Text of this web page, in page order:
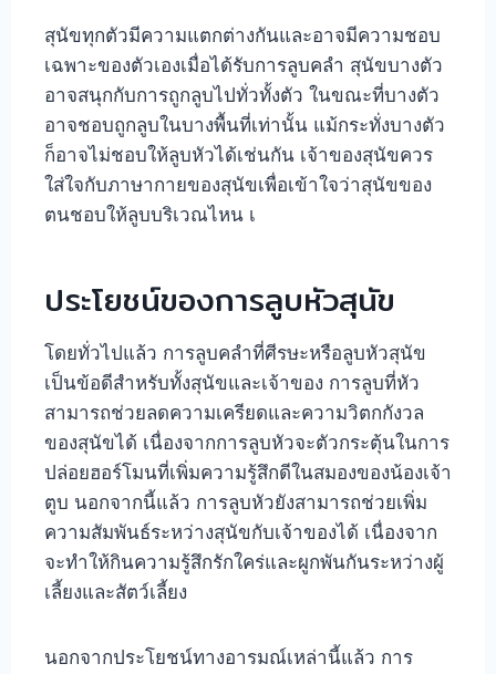
สุนัขทุกตัวมีความแตกต่างกันและอาจมีความชอบ
เฉพาะของตัวเองเมื่อได้รับการลูบคลำ สุนัขบางตัว
อาจสนุกกับการถูกลูบไปทั่วทั้งตัว ในขณะที่บางตัว
อาจชอบถูกลูบในบางพื้นที่เท่านั้น แม้กระทั่งบางตัว
ก็อาจไม่ชอบให้ลูบหัวได้เช่นกัน เจ้าของสุนัขควร
ใส่ใจกับภาษากายของสุนัขเพื่อเข้าใจว่าสุนัขของ
ตนชอบให้ลูบบริเวณไหน เ
ประโยชน์ของการลูบหัวสุนัข
โดยทั่วไปแล้ว การลูบคลำที่ศีรษะหรือลูบหัวสุนัข
เป็นข้อดีสำหรับทั้งสุนัขและเจ้าของ การลูบที่หัว
สามารถช่วยลดความเครียดและความวิตกกังวล
ของสุนัขได้ เนื่องจากการลูบหัวจะตัวกระตุ้นในการ
ปล่อยฮอร์โมนที่เพิ่มความรู้สึกดีในสมองของน้องเจ้า
ตูบ นอกจากนี้แล้ว การลูบหัวยังสามารถช่วยเพิ่ม
ความสัมพันธ์ระหว่างสุนัขกับเจ้าของได้ เนื่องจาก
จะทำให้กินความรู้สึกรักใคร่และผูกพันกันระหว่างผู้
เลี้ยงและสัตว์เลี้ยง
นอกจากประโยชน์ทางอารมณ์เหล่านี้แล้ว การ